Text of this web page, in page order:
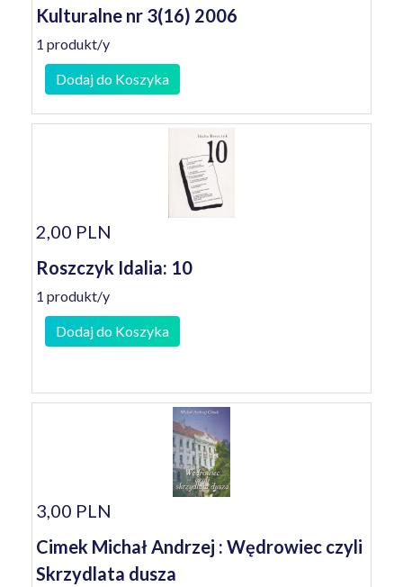
Kulturalne nr 3(16) 2006
1 produkt/y
Dodaj do Koszyka
2,00 PLN
Roszczyk Idalia: 10
1 produkt/y
Dodaj do Koszyka
3,00 PLN
Cimek Michał Andrzej : Wędrowiec czyli
Skrzydlata dusza